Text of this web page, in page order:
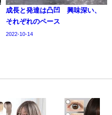
成長と発達は凸凹 興味深い、
それぞれのペース
2022-10-14